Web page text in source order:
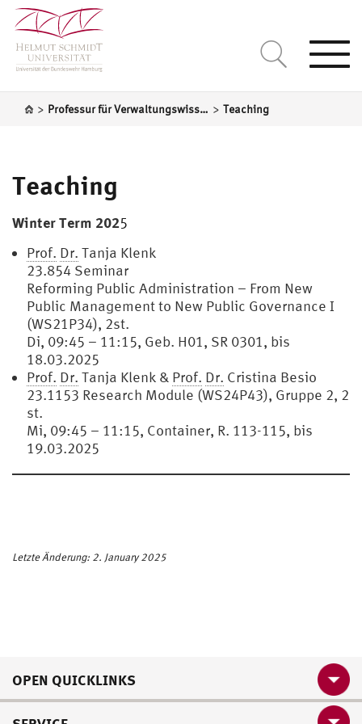
> Professur für Verwaltungswissenschaft > Teaching
Teaching
Winter Term 2025
Prof. Dr. Tanja Klenk
23.854 Seminar
Reforming Public Administration – From New
Public Management to New Public Governance I
(WS21P34), 2st.
Di, 09:45 – 11:15, Geb. H01, SR 0301, bis
18.03.2025
Prof. Dr. Tanja Klenk & Prof. Dr. Cristina Besio
23.1153 Research Module (WS24P43), Gruppe 2, 2
st.
Mi, 09:45 – 11:15, Container, R. 113-115, bis
19.03.2025
Letzte Änderung: 2. January 2025
OPEN QUICKLINKS